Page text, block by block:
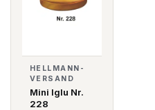
HELLMANN-
VERSAND
Mini Iglu Nr.
228